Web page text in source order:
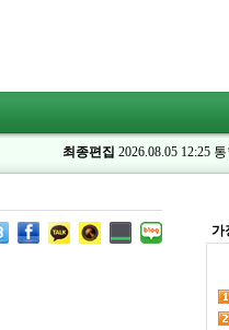
최종편집 2026.08.05 12:25
가